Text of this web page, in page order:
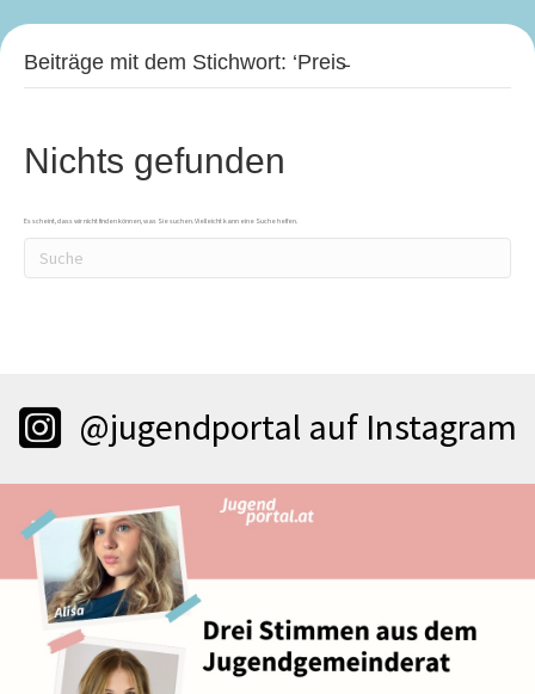
Beiträge mit dem Stichwort: ‘Preis̵
Nichts gefunden
Es scheint, dass wir nicht finden können, was Sie suchen. Vielleicht kann eine Suche helfen.
@jugendportal auf Instagram